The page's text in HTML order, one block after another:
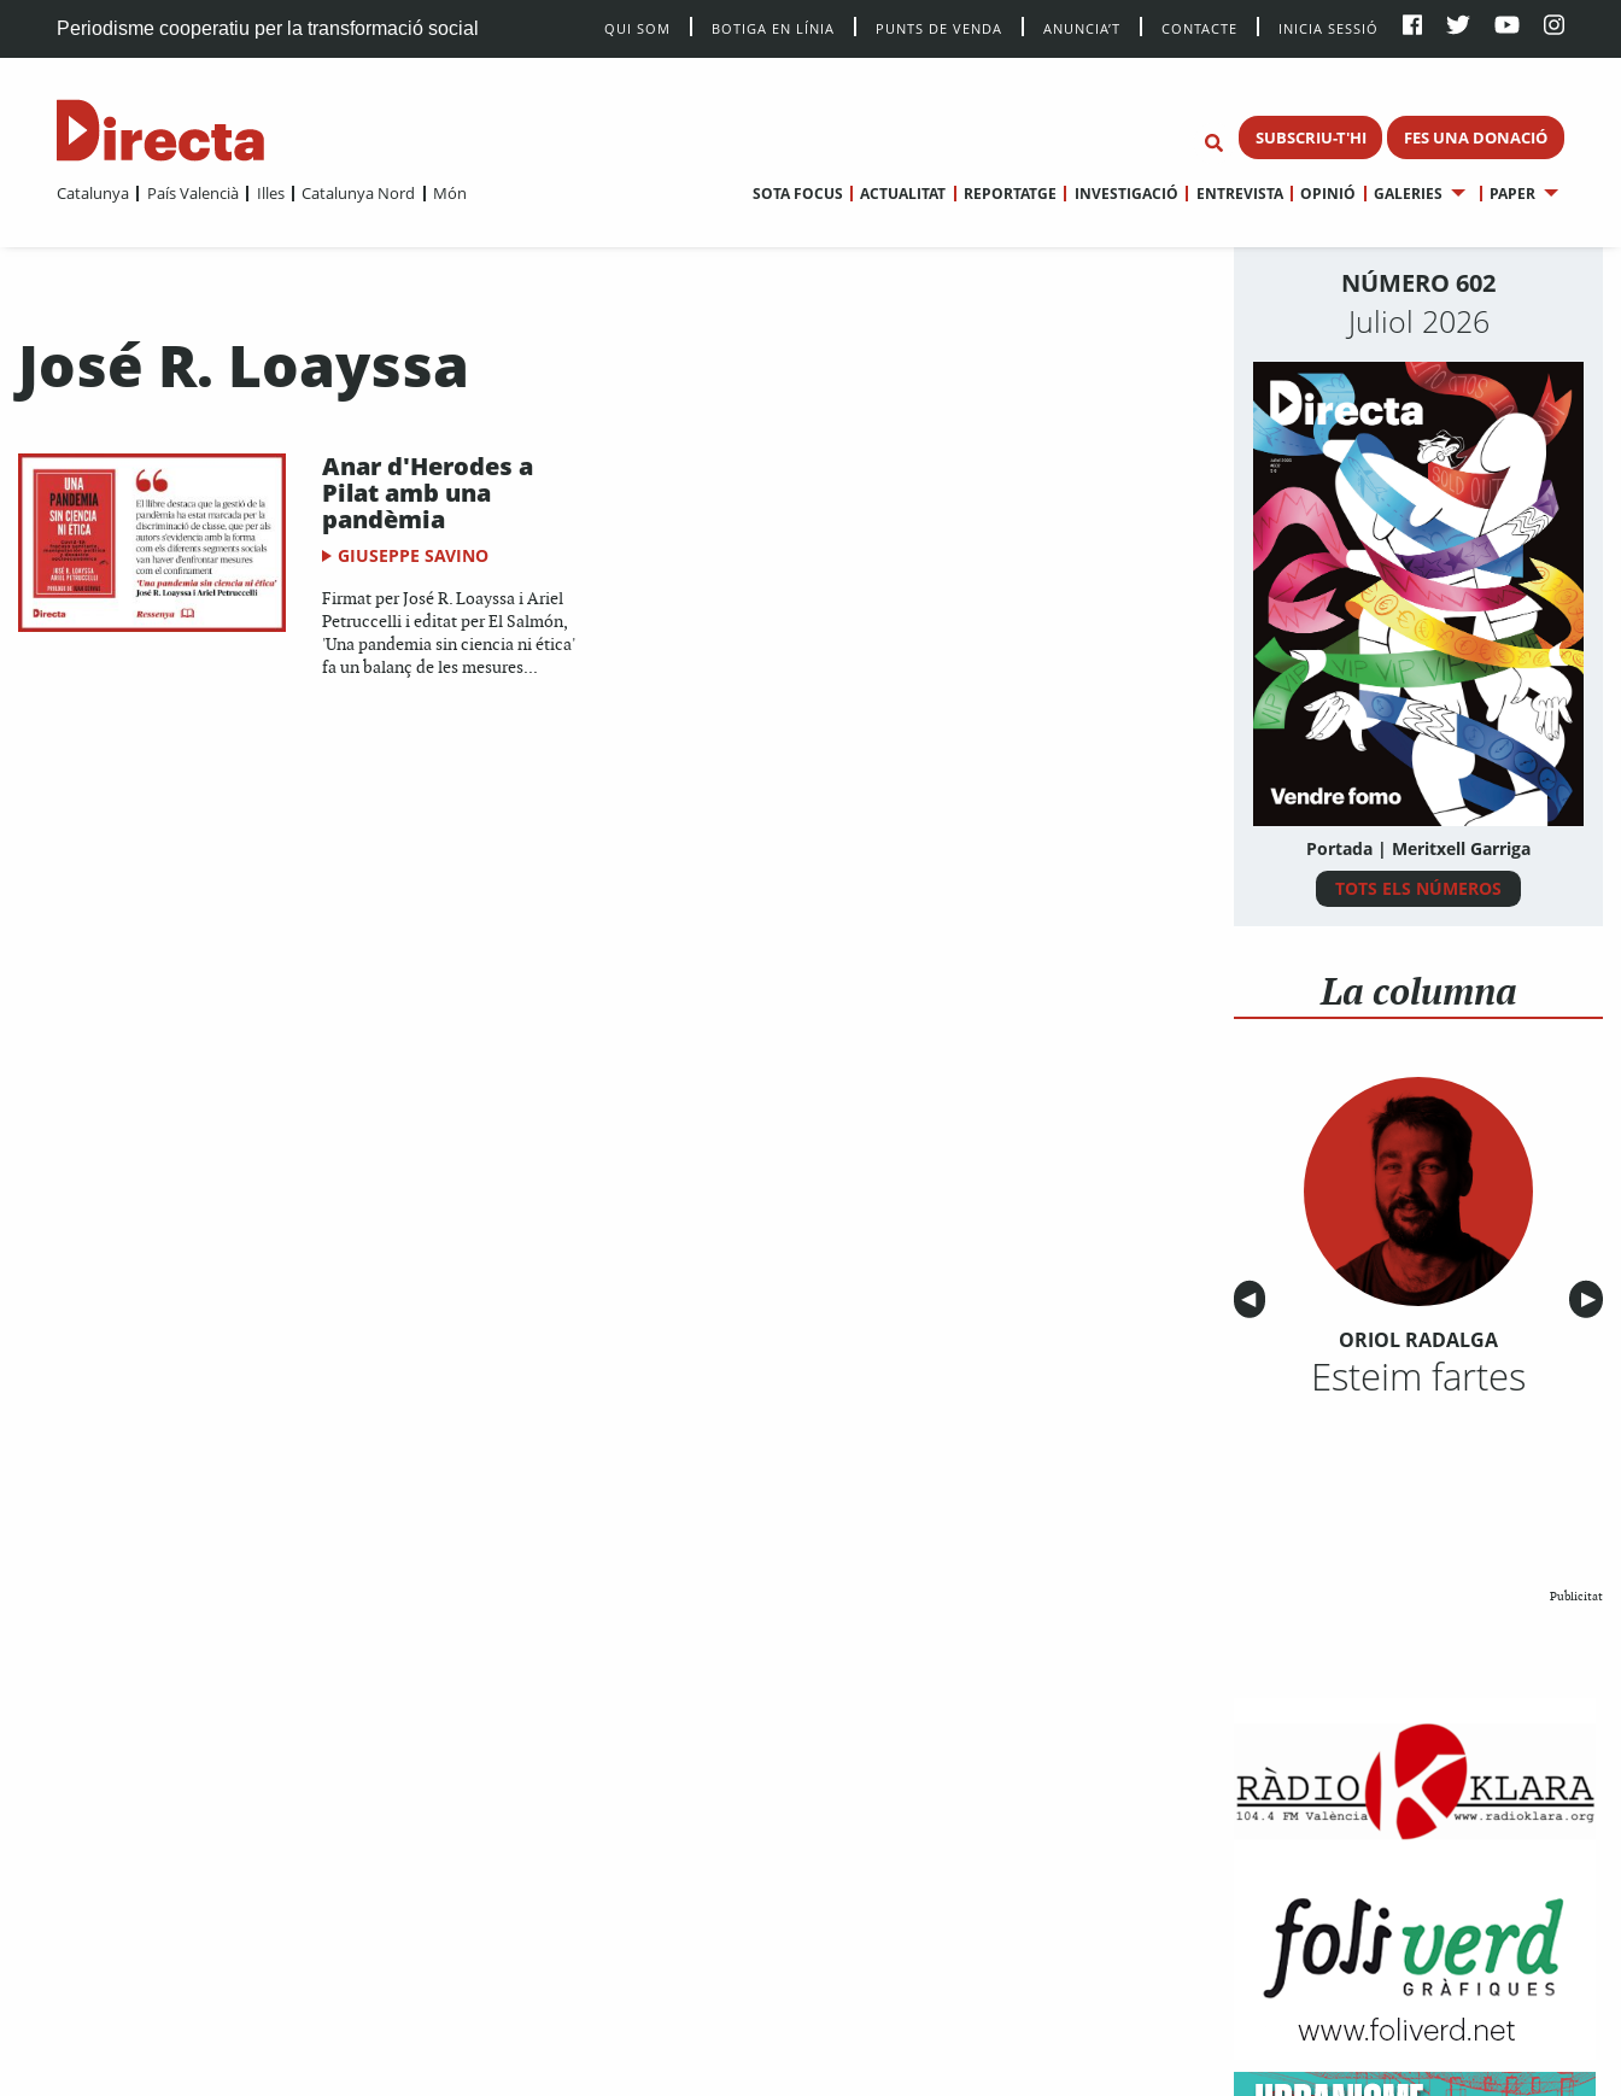
Periodisme cooperatiu per la transformació social QUI SOM BOTIGA EN LÍNIA PUNTS DE VENDA ANUNCIA’T CONTACTE INICIA SESSIÓ
SUBSCRIU-T'HI FES UNA DONACIÓ
Catalunya País Valencià Illes Catalunya Nord Món SOTA FOCUS ACTUALITAT REPORTATGE INVESTIGACIÓ ENTREVISTA OPINIÓ GALERIES PAPER
José R. Loayssa
Anar d'Herodes a
Pilat amb una
pandèmia
GIUSEPPE SAVINO
Firmat per José R. Loayssa i Ariel
Petruccelli i editat per El Salmón,
'Una pandemia sin ciencia ni ética'
fa un balanç de les mesures...
NÚMERO 602
Juliol 2026
Portada | Meritxell Garriga
TOTS ELS NÚMEROS
La columna
Anterior
◀︎ ▶︎
ORIOL RADALGA
Esteim fartes
Publicitat